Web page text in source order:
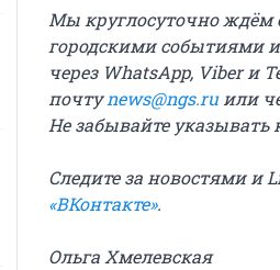
Мы круглосуточно ждём
городскими событиями
через WhatsApp, Viber и
почтуnews@ngs.ruили
Не забывайте указывать
Следите за новостями и
«ВКонтакте».
Ольга Хмелевская